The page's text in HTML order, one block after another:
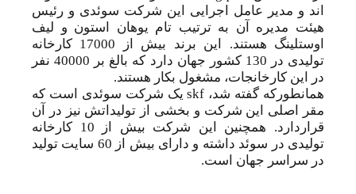
اند و مدیر عامل اجرایی این شرکت سوئدی و رئیس
هیئت مدیره آن به ترتیب تام یوهان استون و لیف
اوستلینگ هستند. این برند بیش از 17000 کارخانه
تولیدی در 130 کشور جهان دارد که بالغ بر 40000 نفر
در این کارخانجات، مشغول بکار هستند.
همانطورکه گفته شد، skf یک شرکت سوئدی است که
مقر اصلی این شرکت و بخشی از تولیداتش نیز در آن
قراردارد. همچنین این شرکت بیش از 10 کارخانه
تولیدی در سوئد داشته و دارای بیش از 60 سایت تولید
در سراسر جهان است.